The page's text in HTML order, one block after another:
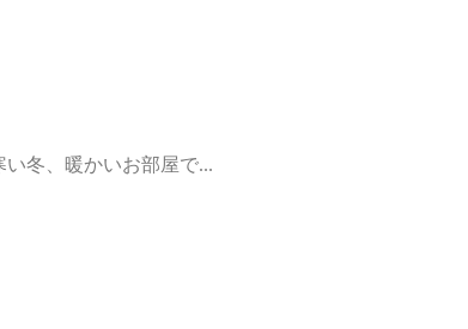
冬、暖かいお部屋で...